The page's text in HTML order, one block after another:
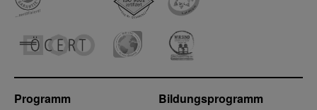
Programm Bildungsprogramm